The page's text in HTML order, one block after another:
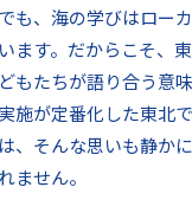
も、海の学びはロー
ます。だからこそ、
もたちが語り合う意味
施が定番化した東北
、そんな思いも静か
ません。